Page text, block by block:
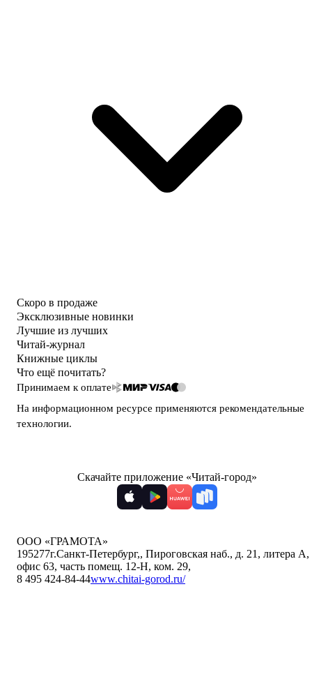
Скоро в продаже
Эксклюзивные новинки
Лучшие из лучших
Читай-журнал
Книжные циклы
Что ещё почитать?
Принимаем к оплате
На информационном ресурсе применяются рекомендательные
технологии.
Скачайте приложение «Читай-город»
ООО «ГРАМОТА»
195277г.Санкт-Петербург,, Пироговская наб., д. 21, литера А,
офис 63, часть помещ. 12-Н, ком. 29,
8 495 424-84-44www.chitai-gorod.ru/